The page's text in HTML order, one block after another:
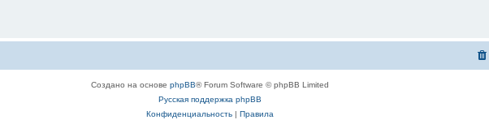
Создано на основе phpBB® Forum Software © phpBB Limited
Русская поддержка phpBB
Конфиденциальность| Правила